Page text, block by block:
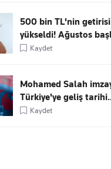
500 bin TL'nin getirisi
yükseldi! Ağustos
Kaydet
Mohamed Salah
Türkiye'ye geliş
Kaydet